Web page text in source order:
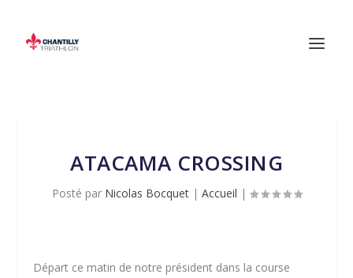
ATACAMA CROSSING
Posté par Nicolas Bocquet| Accueil |
Départ ce matin de notre président dans la course